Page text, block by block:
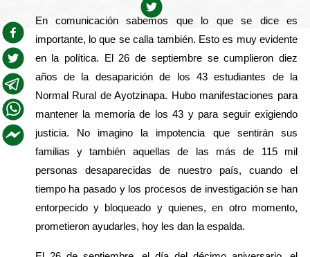
En comunicación sabemos que lo que se dice es
importante, lo que se calla también. Esto es muy evidente
en la política. El 26 de septiembre se cumplieron diez
años de la desaparición de los 43 estudiantes de la
Normal Rural de Ayotzinapa. Hubo manifestaciones para
mantener la memoria de los 43 y para seguir exigiendo
justicia. No imagino la impotencia que sentirán sus
familias y también aquellas de las más de 115 mil
personas desaparecidas de nuestro país, cuando el
tiempo ha pasado y los procesos de investigación se han
entorpecido y bloqueado y quienes, en otro momento,
prometieron ayudarles, hoy les dan la espalda.